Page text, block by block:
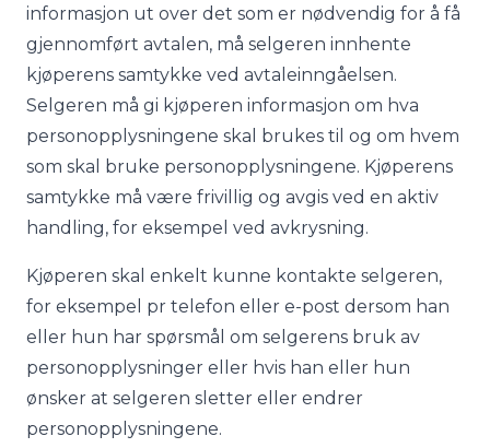
informasjon ut over det som er nødvendig for å få
gjennomført avtalen, må selgeren innhente
kjøperens samtykke ved avtaleinngåelsen.
Selgeren må gi kjøperen informasjon om hva
personopplysningene skal brukes til og om hvem
som skal bruke personopplysningene. Kjøperens
samtykke må være frivillig og avgis ved en aktiv
handling, for eksempel ved avkrysning.
Kjøperen skal enkelt kunne kontakte selgeren,
for eksempel pr telefon eller e-post dersom han
eller hun har spørsmål om selgerens bruk av
personopplysninger eller hvis han eller hun
ønsker at selgeren sletter eller endrer
personopplysningene.